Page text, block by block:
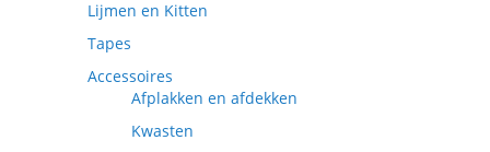
Lijmen en Kitten
Tapes
Accessoires
Afplakken en afdekken
Kwasten